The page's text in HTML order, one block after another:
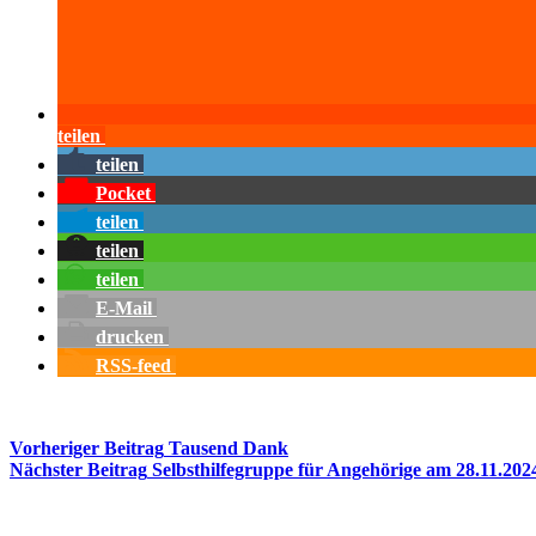
teilen
teilen
Pocket
teilen
teilen
teilen
E-Mail
drucken
RSS-feed
Vorheriger Beitrag Tausend Dank
Nächster Beitrag Selbsthilfegruppe für Angehörige am